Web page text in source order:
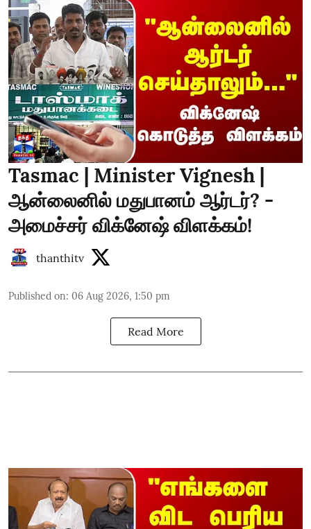
Tasmac | Minister Vignesh |
ஆன்லைனில் மதுபானம் ஆர்டர்? -
அமைச்சர் விக்னேஷ் விளக்கம்!
thanthitv
Published on: 06 Aug 2026, 1:50 pm
Read More